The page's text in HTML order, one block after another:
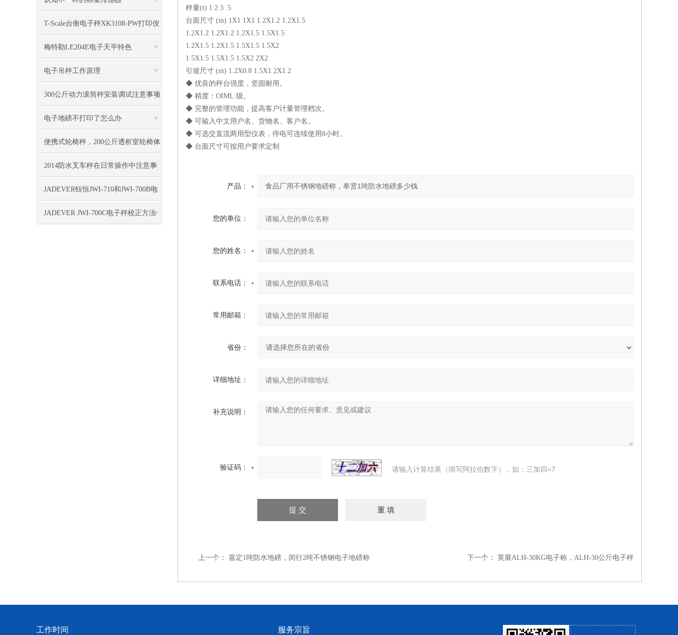
T-Scale台衡电子秤XK3108-PW打印仪
表
梅特勒LE204E电子天平特色
电子吊秤工作原理
300公斤动力滚筒秤安装调试注意事项
电子地磅不打印了怎么办
便携式轮椅秤，200公斤透析室轮椅体
重称
2014防水叉车秤在日常操作中注意事
项
JADEVER钰恒JWI-710和JWI-700B电
子称区别
JADEVER JWI-700C电子秤校正方法
秤量(t) 1 2 3 5
台面尺寸 (m) 1X1 1X1 1.2X1.2 1.2X1.5
1.2X1.2 1.2X1.2 1.2X1.5 1.5X1.5
1.2X1.5 1.2X1.5 1.5X1.5 1.5X2
1.5X1.5 1.5X1.5 1.5X2 2X2
引坡尺寸 (m) 1.2X0.8 1.5X1 2X1.2
◆ 优良的秤台强度，坚固耐用。
◆ 精度：OIML 级。
◆ 完整的管理功能，提高客户计量管理档次。
◆ 可输入中文用户名、货物名、客户名。
◆ 可选交直流两用型仪表，停电可连续使用8小时。
◆ 台面尺寸可按用户要求定制
产品：
您的单位：
您的姓名：
联系电话：
常用邮箱：
省份：
详细地址：
补充说明：
验证码： 请输入计算结果（填写阿拉伯数字），如：三加四=7
上一个： 嘉定1吨防水地磅，闵行2吨不锈钢电子地磅称 下一个： 英展ALH-30KG电子称，ALH-30公斤电子秤
工作时间 服务宗旨